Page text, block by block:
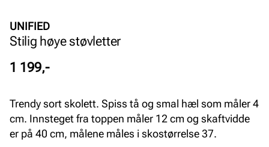
UNIFIED
Stilig høye støvletter
Pris
1 199,-
Trendy sort skolett. Spiss tå og smal hæl som måler 4
cm. Innsteget fra toppen måler 12 cm og skaftvidde
er på 40 cm, målene måles i skostørrelse 37.